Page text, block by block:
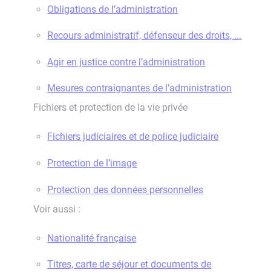
Obligations de l’administration
Recours administratif, défenseur des droits, ...
Agir en justice contre l’administration
Mesures contraignantes de l’administration
Fichiers et protection de la vie privée
Fichiers judiciaires et de police judiciaire
Protection de l’image
Protection des données personnelles
Voir aussi :
Nationalité française
Titres, carte de séjour et documents de